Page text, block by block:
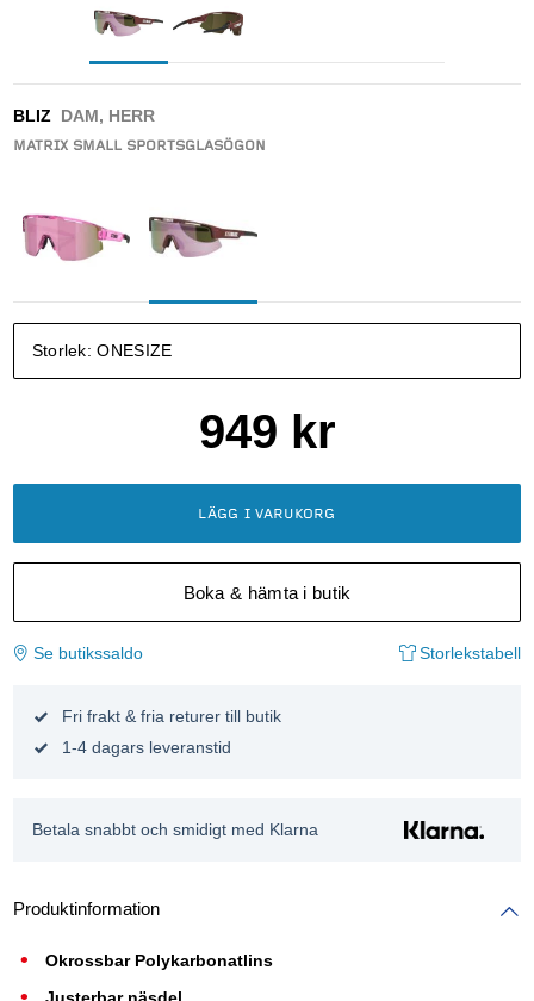
BLIZ DAM, HERR
MATRIX SMALL SPORTSGLASÖGON
Storlek:ONESIZE
949 kr
LÄGG I VARUKORG
Boka & hämta i butik
Se butikssaldo Storlekstabell
Fri frakt & fria returer till butik
1-4 dagars leveranstid
Betala snabbt och smidigt med Klarna
Produktinformation
Okrossbar Polykarbonatlins